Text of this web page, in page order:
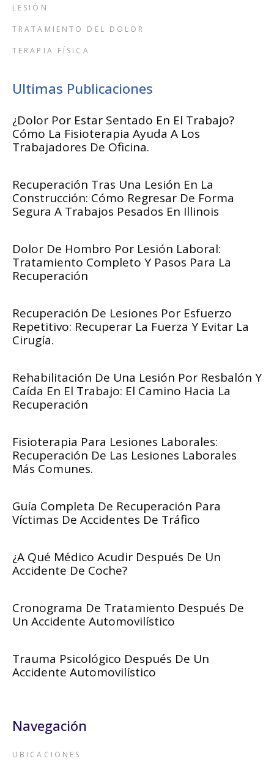
LESIÓN
TRATAMIENTO DEL DOLOR
TERAPIA FÍSICA
Ultimas Publicaciones
¿Dolor Por Estar Sentado En El Trabajo?
Cómo La Fisioterapia Ayuda A Los
Trabajadores De Oficina.
Recuperación Tras Una Lesión En La
Construcción: Cómo Regresar De Forma
Segura A Trabajos Pesados En Illinois
Dolor De Hombro Por Lesión Laboral:
Tratamiento Completo Y Pasos Para La
Recuperación
Recuperación De Lesiones Por Esfuerzo
Repetitivo: Recuperar La Fuerza Y Evitar La
Cirugía.
Rehabilitación De Una Lesión Por Resbalón Y
Caída En El Trabajo: El Camino Hacia La
Recuperación
Fisioterapia Para Lesiones Laborales:
Recuperación De Las Lesiones Laborales
Más Comunes.
Guía Completa De Recuperación Para
Víctimas De Accidentes De Tráfico
¿A Qué Médico Acudir Después De Un
Accidente De Coche?
Cronograma De Tratamiento Después De
Un Accidente Automovilístico
Trauma Psicológico Después De Un
Accidente Automovilístico
Navegación
UBICACIONES